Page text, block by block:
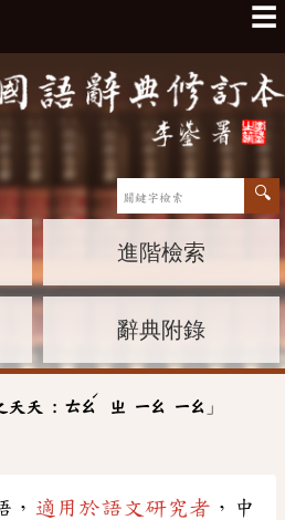
☰
進階檢索
辭典附錄
夭夭 : ㄊㄠ
ˊ
ㄓ ㄧㄠ ㄧㄠ 」
， 適用於語文研究者 ，中